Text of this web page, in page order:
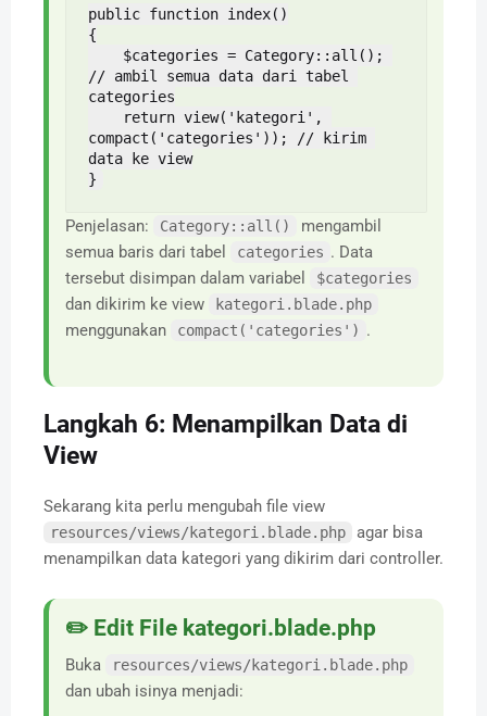
public function index()
{
// ambil semua data dari tabel
categories
compact('categories')); // kirim
data ke view
}
Penjelasan: Category::all()
mengambil
semua baris dari tabel
categories . Data
tersebut disimpan dalam variabel
$categories
dan dikirim ke view kategori.blade.php
menggunakan compact('categories') .
Langkah 6: Menampilkan Data di
View
Sekarang kita perlu mengubah file view
resources/views/kategori.blade.php
agar bisa
menampilkan data kategori yang dikirim dari controller.
✏️ Edit File kategori.blade.php
Buka resources/views/kategori.blade.php
dan ubah isinya menjadi: